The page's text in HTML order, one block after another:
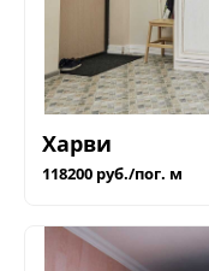
Харви
118200 руб./пог. м